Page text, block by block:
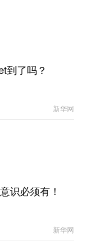
到了吗？
新华网
识必须有！
新华网